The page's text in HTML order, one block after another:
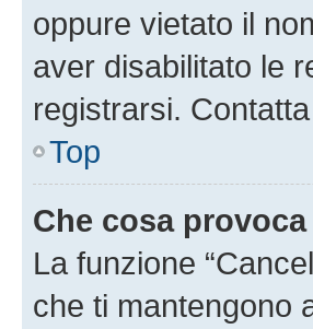
oppure vietato il
aver disabilitato le
registrarsi.
Top
Che cosa
La funzione
che ti mantengono